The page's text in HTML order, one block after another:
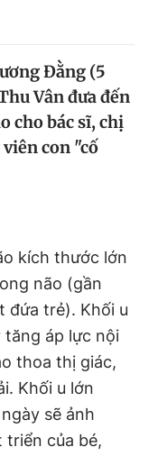
quảng cáo
Đằng (5
Vân đưa đến
cho bác sĩ, chị
con "cố
kích thước lớn
não (gần
đứa trẻ). Khối u
tăng áp lực nội
thoa thị giác,
Khối u lớn
sẽ ảnh
triển của bé,